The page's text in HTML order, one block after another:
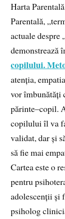
Harta
Parentală,
actuale despre
demonstrează
copilului.
atenția,
vor îmbunătăți
părinte–copil.
copilului îl va
validat, dar și
să fie mai
Cartea este o
pentru
adolescenții și
psiholog